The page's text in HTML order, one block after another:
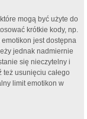
mogą być użyte do
krótkie kody, np.
emotikon jest dostępna
jednak nadmiernie
się nieczytelny i
usunięciu całego
limit emotikon w